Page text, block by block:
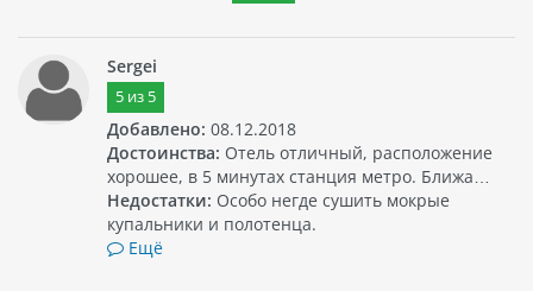
Sergei
5из 5
Добавлено: 08.12.2018
Достоинства: Отель отличный, расположение
хорошее, в 5 минутах станция метро. Ближа…
Недостатки: Особо негде сушить мокрые
купальники и полотенца.
Ещё